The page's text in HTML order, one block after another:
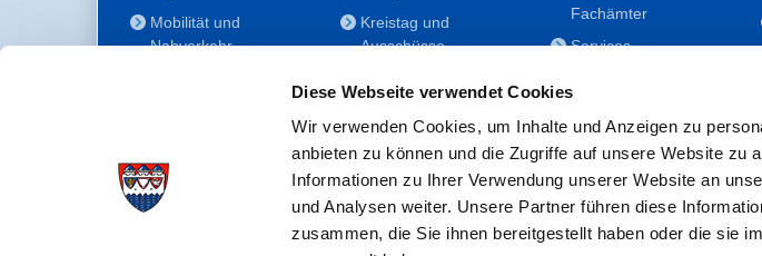
Diese Webseite verwendet Cookies
Wir verwenden Cookies, um Inhalte und Anzeigen zu
anbieten zu können und die Zugriffe auf unsere Website zu
Informationen zu Ihrer Verwendung unserer Website an
und Analysen weiter. Unsere Partner führen diese
zusammen, die Sie ihnen bereitgestellt haben oder die sie
Mobilität und
Nahverkehr
Gesundheit
Bildung
Kreistag und
Ausschüsse
für Menschen mit
Behinderung
Der
Kreisseniorenbeirat
Förderstiftung
Fördergesellschaft/Sportförderung
Fachämter
Services
Nachwuchskräfte
Notdienste
Bekanntmachungen
Formulare/Downloads
RSS-Feeds